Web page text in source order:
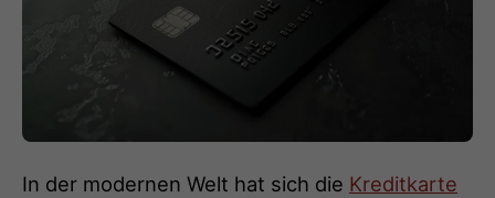
In der modernen Welt hat sich die Kreditkarte